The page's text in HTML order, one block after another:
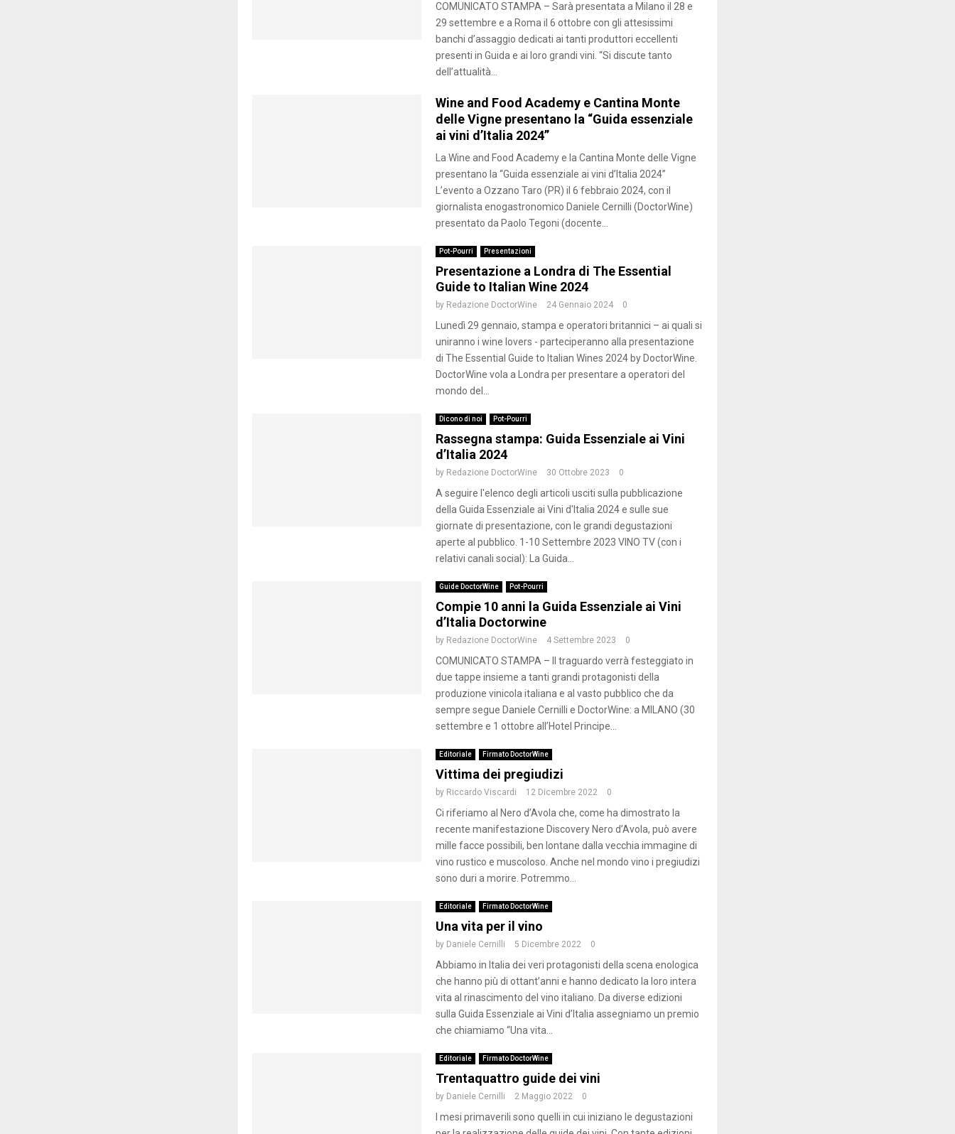
COMUNICATO STAMPA – Sarà presentata a Milano il 28 e
29 settembre e a Roma il 6 ottobre con gli attesissimi
banchi d’assaggio dedicati ai tanti produttori eccellenti
presenti in Guida e ai loro grandi vini. “Si discute tanto
dell’attualità...
Wine and Food Academy e Cantina Monte
delle Vigne presentano la “Guida essenziale
ai vini d’Italia 2024”
La Wine and Food Academy e la Cantina Monte delle Vigne
presentano la “Guida essenziale ai vini d’Italia 2024”
L’evento a Ozzano Taro (PR) il 6 febbraio 2024, con il
giornalista enogastronomico Daniele Cernilli (DoctorWine)
presentato da Paolo Tegoni (docente...
Pot-Pourri Presentazioni
Presentazione a Londra di The Essential
Guide to Italian Wine 2024
by Redazione DoctorWine 24 Gennaio 2024 0
Lunedì 29 gennaio, stampa e operatori britannici – ai quali si
uniranno i wine lovers - parteciperanno alla presentazione
di The Essential Guide to Italian Wines 2024 by DoctorWine.
DoctorWine vola a Londra per presentare a operatori del
mondo del...
Dicono di noi Pot-Pourri
Rassegna stampa: Guida Essenziale ai Vini
d’Italia 2024
by Redazione DoctorWine 30 Ottobre 2023 0
A seguire l'elenco degli articoli usciti sulla pubblicazione
della Guida Essenziale ai Vini d'Italia 2024 e sulle sue
giornate di presentazione, con le grandi degustazioni
aperte al pubblico. 1-10 Settembre 2023 VINO TV (con i
relativi canali social): La Guida...
Guide DoctorWine Pot-Pourri
Compie 10 anni la Guida Essenziale ai Vini
d’Italia Doctorwine
by Redazione DoctorWine 4 Settembre 2023 0
COMUNICATO STAMPA – Il traguardo verrà festeggiato in
due tappe insieme a tanti grandi protagonisti della
produzione vinicola italiana e al vasto pubblico che da
sempre segue Daniele Cernilli e DoctorWine: a MILANO (30
settembre e 1 ottobre all’Hotel Principe...
Editoriale Firmato DoctorWine
Vittima dei pregiudizi
by Riccardo Viscardi 12 Dicembre 2022 0
Ci riferiamo al Nero d’Avola che, come ha dimostrato la
recente manifestazione Discovery Nero d’Avola, può avere
mille facce possibili, ben lontane dalla vecchia immagine di
vino rustico e muscoloso. Anche nel mondo vino i pregiudizi
sono duri a morire. Potremmo...
Editoriale Firmato DoctorWine
Una vita per il vino
by Daniele Cernilli 5 Dicembre 2022 0
Abbiamo in Italia dei veri protagonisti della scena enologica
che hanno più di ottant’anni e hanno dedicato la loro intera
vita al rinascimento del vino italiano. Da diverse edizioni
sulla Guida Essenziale ai Vini d’Italia assegniamo un premio
che chiamiamo “Una vita...
Editoriale Firmato DoctorWine
Trentaquattro guide dei vini
by Daniele Cernilli 2 Maggio 2022 0
I mesi primaverili sono quelli in cui iniziano le degustazioni